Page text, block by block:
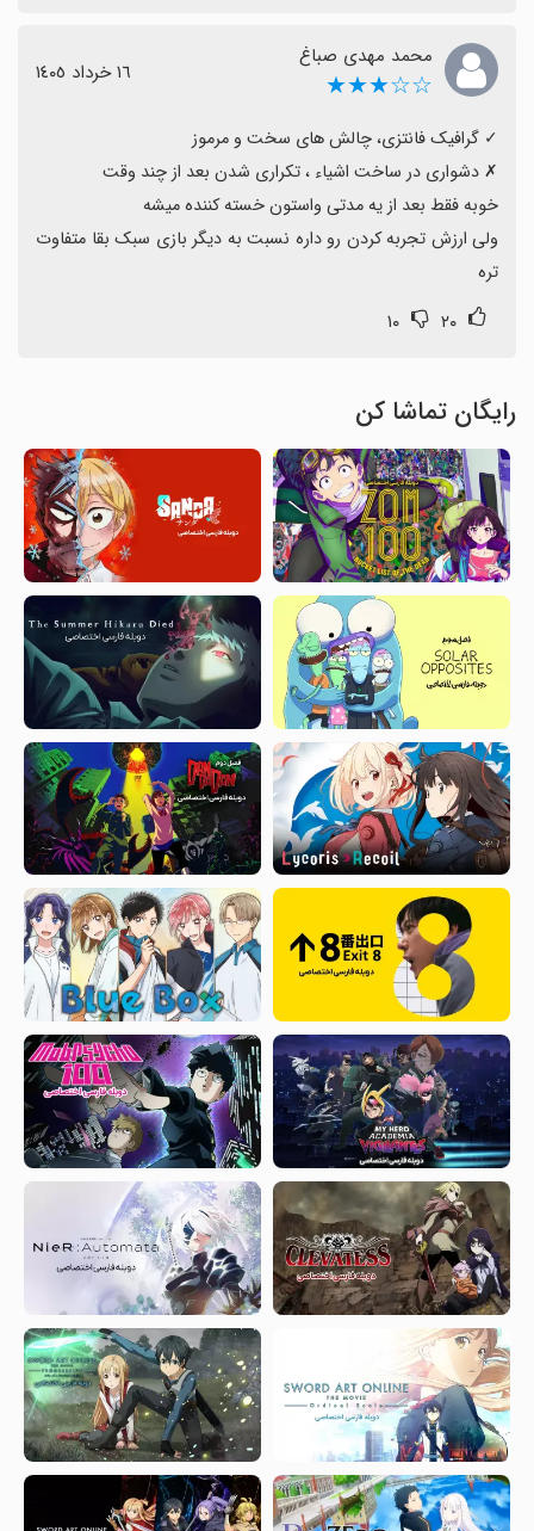
محمد مهدی صباغ
☆☆★★★ ١٦ خرداد ١٤٠٥
تره
۲۰ ۱۰
رایگان تماشا کن